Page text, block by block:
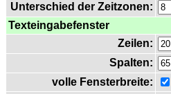
Unterschied der Zeitzonen:
Texteingabefenster
Zeilen:
Spalten:
volle Fensterbreite: